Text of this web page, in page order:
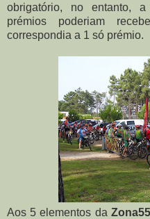
obrigatório, no entanto,
prémios poderiam
correspondia a 1 só prémio.
Aos 5 elementos da